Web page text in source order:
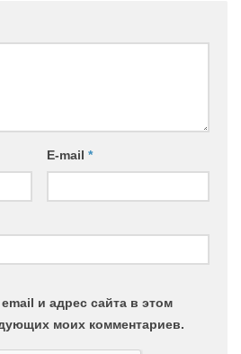
E-mail *
и адрес сайта в этом
моих комментариев.